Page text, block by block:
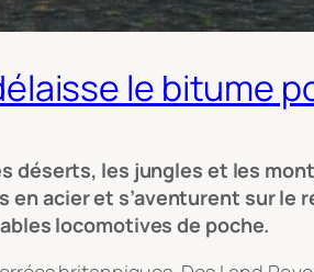
le bitume
déserts, les jungles et les
acier et s’aventurent sur le
locomotives de poche.